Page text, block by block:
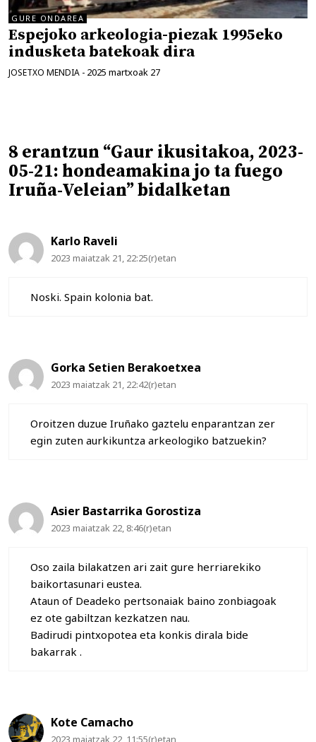
GURE ONDAREA
Espejoko arkeologia-piezak 1995eko
indusketa batekoak dira
JOSETXO MENDIA - 2025 martxoak 27
8 erantzun “Gaur ikusitakoa, 2023-
05-21: hondeamakina jo ta fuego
Iruña-Veleian” bidalketan
Karlo Raveli
2023 maiatzak 21, 22:25(r)etan
Noski. Spain kolonia bat.
Gorka Setien Berakoetxea
2023 maiatzak 21, 22:42(r)etan
Oroitzen duzue Iruñako gaztelu enparantzan zer
egin zuten aurkikuntza arkeologiko batzuekin?
Asier Bastarrika Gorostiza
2023 maiatzak 22, 8:46(r)etan
Oso zaila bilakatzen ari zait gure herriarekiko
baikortasunari eustea.
Ataun of Deadeko pertsonaiak baino zonbiagoak
ez ote gabiltzan kezkatzen nau.
Badirudi pintxopotea eta konkis dirala bide
bakarrak .
Kote Camacho
2023 maiatzak 22, 11:55(r)etan